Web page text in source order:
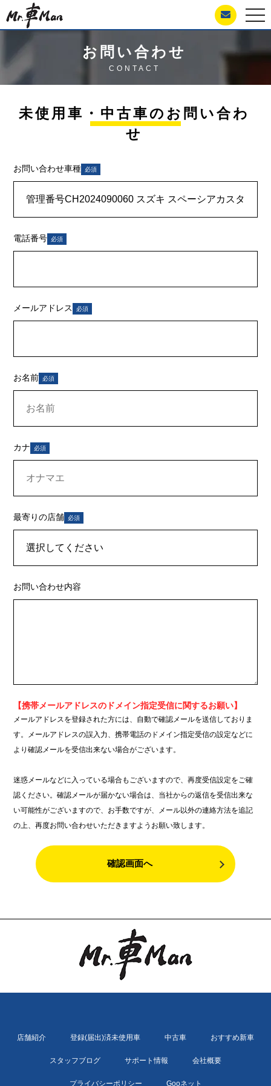
お問い合わせ
CONTACT
未使用車・中古車のお問い合わ
せ
お問い合わせ車種 必須
電話番号 必須
メールアドレス 必須
お名前 必須
カナ 必須
最寄りの店舗 必須
お問い合わせ内容
【携帯メールアドレスのドメイン指定受信に関するお願い】
メールアドレスを登録された方には、自動で確認メールを送信しておりま
す。メールアドレスの誤入力、携帯電話のドメイン指定受信の設定などに
より確認メールを受信出来ない場合がございます。
迷惑メールなどに入っている場合もございますので、再度受信設定をご確
認ください。確認メールが届かない場合は、当社からの返信を受信出来な
い可能性がございますので、お手数ですが、メール以外の連絡方法を追記
の上、再度お問い合わせいただきますようお願い致します。
店舗紹介 登録(届出)済未使用車 中古車 おすすめ新車
スタッフブログ サポート情報 会社概要
プライバシーポリシー Gooネット